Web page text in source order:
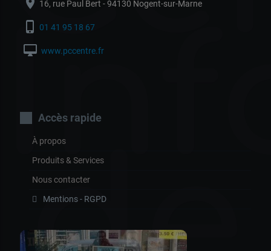
location_on 16, rue Paul Bert - 94130 Nogent-sur-Marne
phone_iphone 01 41 95 18 67
desktop_mac www.pccentre.fr
Accès rapide
À propos
Produits & Services
Nous contacter
Mentions - RGPD